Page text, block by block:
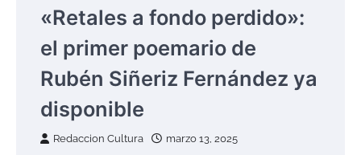
«Retales a fondo perdido»:
el primer poemario de
Rubén Siñeriz Fernández ya
disponible
Redaccion Cultura marzo 13, 2025